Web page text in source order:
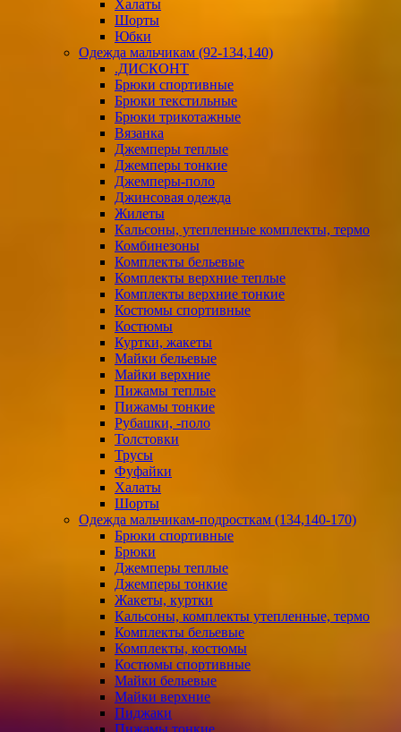
Халаты
Шорты
Юбки
Одежда мальчикам (92-134,140)
.ДИСКОНТ
Брюки спортивные
Брюки текстильные
Брюки трикотажные
Вязанка
Джемперы теплые
Джемперы тонкие
Джемперы-поло
Джинсовая одежда
Жилеты
Кальсоны, утепленные комплекты, термо
Комбинезоны
Комплекты бельевые
Комплекты верхние теплые
Комплекты верхние тонкие
Костюмы спортивные
Костюмы
Куртки, жакеты
Майки бельевые
Майки верхние
Пижамы теплые
Пижамы тонкие
Рубашки, -поло
Толстовки
Трусы
Фуфайки
Халаты
Шорты
Одежда мальчикам-подросткам (134,140-170)
Брюки спортивные
Брюки
Джемперы теплые
Джемперы тонкие
Жакеты, куртки
Кальсоны, комплекты утепленные, термо
Комплекты бельевые
Комплекты, костюмы
Костюмы спортивные
Майки бельевые
Майки верхние
Пиджаки
Пижамы тонкие